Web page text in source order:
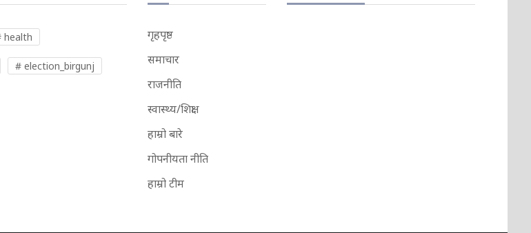
health
# election_birgunj
गृहपृष्ठ
समाचार
राजनीति
स्वास्थ्य/शिक्षा
हाम्रो बारे
गोपनीयता नीति
हाम्रो टीम